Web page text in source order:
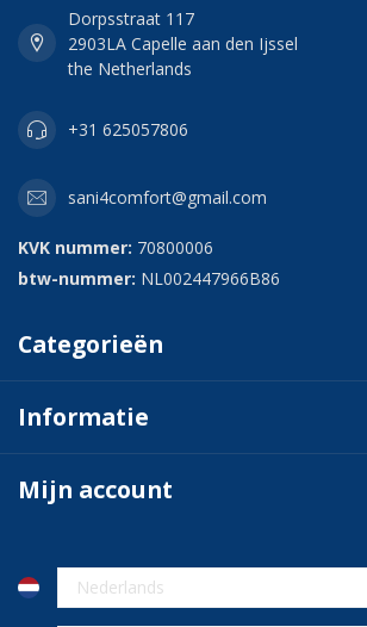
Dorpsstraat 117
2903LA Capelle aan den Ijssel
the Netherlands
+31 625057806
sani4comfort@gmail.com
KVK nummer: 70800006
btw-nummer: NL002447966B86
Categorieën
Informatie
Mijn account